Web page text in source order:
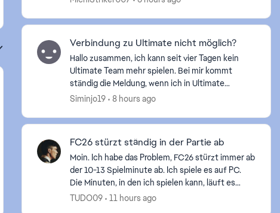
by
Verbindung zu Ultimate nicht möglich?
Hallo zusammen, ich kann seit vier Tagen kein
Ultimate Team mehr spielen. Bei mir kommt
ständig die Meldung, wenn ich in Ultimate
reingehen will. „ eine Verbindung zu Ultimate
Siminjo19 8 hours ago
FC26 stürzt ständig in der Partie ab
Moin. Ich habe das Problem, FC26 stürzt immer ab
der 10-13 Spielminute ab. Ich spiele es auf PC.
Die Minuten, in den ich spielen kann, läuft es
flüssig. Kein ruckler, gar nichts! Ich habe
TUDO09 11 hours ago